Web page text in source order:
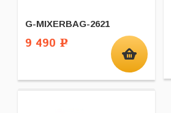
G-MIXERBAG-2621
9 490 Р